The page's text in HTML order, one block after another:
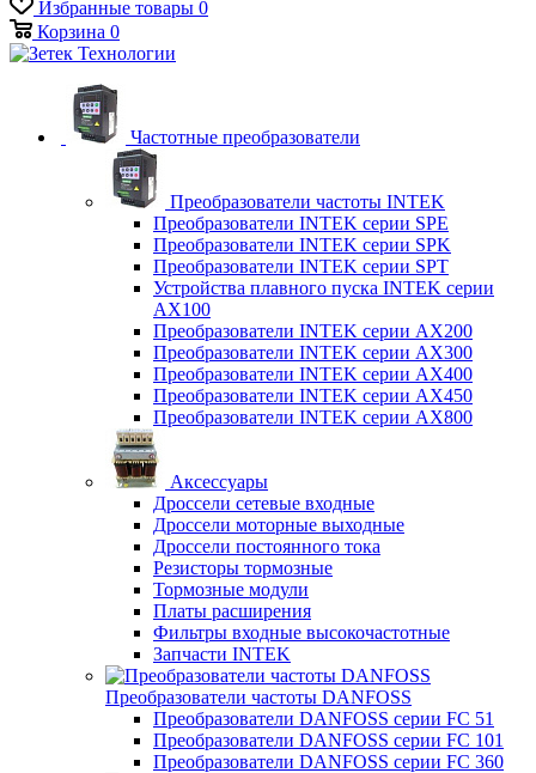
Избранные товары 0
Корзина 0
Частотные преобразователи
Преобразователи частоты INTEK
Преобразователи INTEK серии SPE
Преобразователи INTEK серии SPK
Преобразователи INTEK серии SPT
Устройства плавного пуска INTEK серии
AX100
Преобразователи INTEK серии AX200
Преобразователи INTEK серии AX300
Преобразователи INTEK серии AX400
Преобразователи INTEK серии AX450
Преобразователи INTEK серии AX800
Аксессуары
Дроссели сетевые входные
Дроссели моторные выходные
Дроссели постоянного тока
Резисторы тормозные
Тормозные модули
Платы расширения
Фильтры входные высокочастотные
Запчасти INTEK
Преобразователи частоты DANFOSS
Преобразователи DANFOSS серии FC 51
Преобразователи DANFOSS серии FC 101
Преобразователи DANFOSS серии FC 360